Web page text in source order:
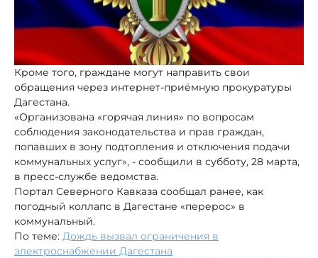
Кроме того, граждане могут направить свои
обращения через интернет-приёмную прокуратуры
Дагестана.
«Организована «горячая линия» по вопросам
соблюдения законодательства и прав граждан,
попавших в зону подтопления и отключения подачи
коммунальных услуг», - сообщили в субботу, 28 марта,
в пресс-службе ведомства.
Портал Северного Кавказа сообщал ранее, как
погодный коллапс в Дагестане «перерос» в
коммунальный.
По теме: Дождь вызвал ограничения в
электроснабжении Дагестана